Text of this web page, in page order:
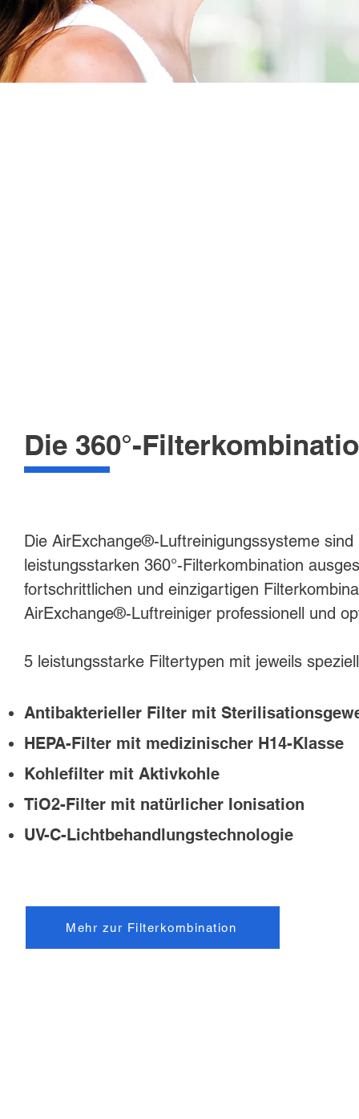
Die 360°-
Die AirExchange®-Luftreinigungssysteme
leistungsstarken 360°-Filterkombination
fortschrittlichen und einzigartigen
AirExchange®-Luftreiniger professionell und
5 leistungsstarke Filtertypen mit jeweils
Antibakterieller Filter mit
HEPA-Filter mit medizinischer H14-Klasse
Kohlefilter mit Aktivkohle
TiO2-Filter mit natürlicher Ionisation
UV-C-Lichtbehandlungstechnologie
Mehr zur Filterkombination